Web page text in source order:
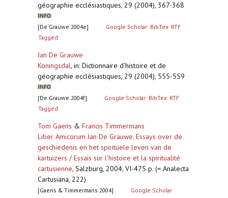
géographie ecclésiastiques, 29 (2004), 367-368
[De Grauwe 2004e] Google Scholar BibTex RTF
Tagged
Jan De Grauwe
Koningsdal, in: Dictionnaire d'histoire et de
géographie ecclésiastiques, 29 (2004), 555-559
[De Grauwe 2004f] Google Scholar BibTex RTF
Tagged
Tom Gaens & Francis Timmermans
Liber Amicorum Jan De Grauwe. Essays over de
geschiedenis en het spirituele leven van de
kartuizers / Essais sur l'histoire et la spiritualité
cartusienne, Salzburg, 2004, VI-475 p. (= Analecta
Cartusiana, 222)
[Gaens & Timmermans 2004]
Google Scholar